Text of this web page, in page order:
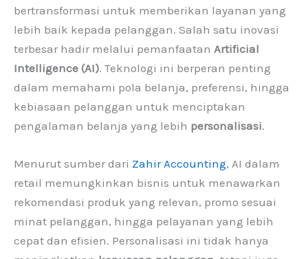
bertransformasi untuk memberikan layanan yang
lebih baik kepada pelanggan. Salah satu inovasi
terbesar hadir melalui pemanfaatan Artificial
Intelligence (AI). Teknologi ini berperan penting
dalam memahami pola belanja, preferensi, hingga
kebiasaan pelanggan untuk menciptakan
pengalaman belanja yang lebih personalisasi.
Menurut sumber dari Zahir Accounting, AI dalam
retail memungkinkan bisnis untuk menawarkan
rekomendasi produk yang relevan, promo sesuai
minat pelanggan, hingga pelayanan yang lebih
cepat dan efisien. Personalisasi ini tidak hanya